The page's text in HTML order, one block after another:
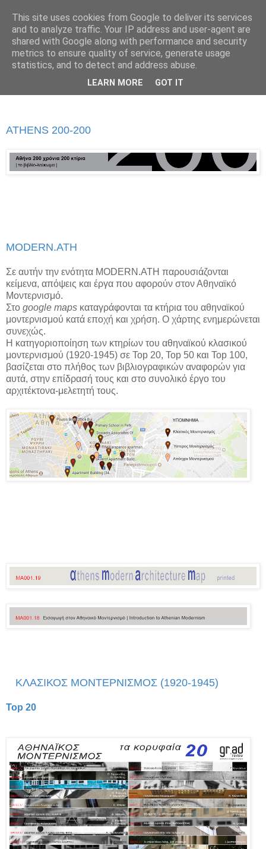
ATHENS 200-200
MODERN.ATH
Σε αυτήν την ενότητα MODERN.ATH παρουσιάζονται
κείμενα, απόψεις και έργα που αφορούν στον Αθηναϊκό
Μοντερνισμό.
Στο google maps καταγράφονται τα κτήρια του αθηναϊκού
μοντερνισμού κατά εποχή και χρήση. Ο χάρτης ενημερώνεται
συνεχώς.
Η κατηγοριοποίηση των κτηρίων του αθηναϊκού κλασικού
μοντερνισμού (1920-1945) σε Top 20, Top 50 και Top 100,
βασίζεται στο πλήθος των βιβλιογραφικών αναφορών για
αυτά, στην επίδρασή τους και στο συνολικό έργο του
αρχιτέκτονα-μελετητή τους.
ΚΛΑΣΙΚΟΣ ΜΟΝΤΕΡΝΙΣΜΟΣ (1920-1945)
Top 20
This site uses cookies from Google to deliver its services
and to analyze traffic. Your IP address and user-agent are
shared with Google along with performance and security
metrics to ensure quality of service, generate usage
statistics, and to detect and address abuse.
LEARN MORE GOT IT